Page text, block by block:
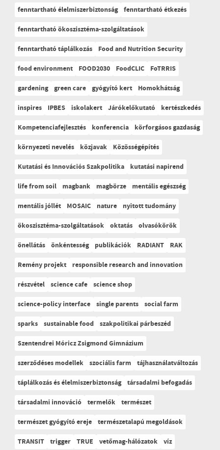
fenntartható élelmiszerbiztonság fenntartható étkezés
fenntartható ökoszisztéma-szolgáltatások
fenntartható táplálkozás
Food and Nutrition Security
food environment
FOOD2030 FoodCLIC
FoTRRIS
gardening green care gyógyító kert
Homokhátság
inspires
IPBES iskolakert Járókelőkutató
kertészkedés
Kompetenciafejlesztés
konferencia
körforgásos gazdaság
környezeti nevelés
közjavak
Közösségépítés
Kutatási és Innovációs Szakpolitika
kutatási napirend
life from soil
magbank magbörze
mentális egészség
mentális jóllét
MOSAIC nature
nyitott tudomány
ökoszisztéma-szolgáltatások oktatás olvasókörök
önellátás önkéntesség publikációk RADIANT
RAK
Remény projekt
responsible research and innovation
részvétel science cafe science shop
science-policy interface single parents social farm
sparks sustainable food
szakpolitikai párbeszéd
Szentendrei Móricz Zsigmond Gimnázium
szerződéses modellek szociális farm tájhasználatváltozás
táplálkozás és élelmiszerbiztonság társadalmi befogadás
társadalmi innováció termelők természet
természet gyógyító ereje természetalapú megoldások
TRANSIT trigger TRUE vetőmag-hálózatok víz